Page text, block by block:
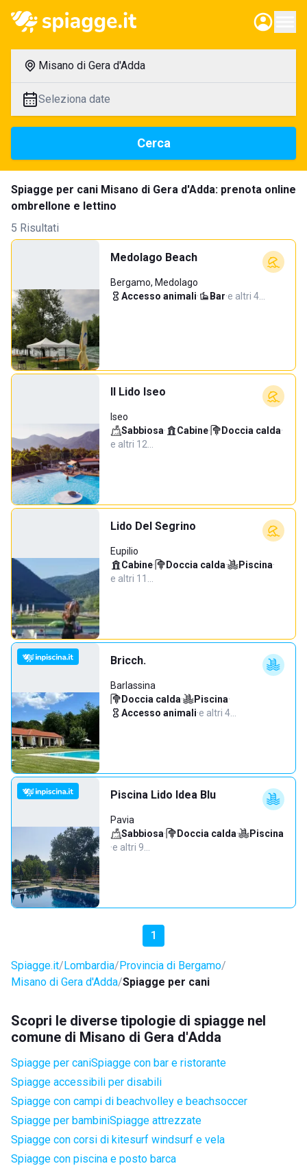
Misano di Gera d'Adda
Seleziona date
Cerca
Spiagge per cani Misano di Gera d'Adda: prenota online
ombrellone e lettino
5 Risultati
Medolago Beach
Bergamo, Medolago
Accesso animali· Bar·e altri 4…
Il Lido Iseo
Iseo
Sabbiosa· Cabine· Doccia calda·
e altri 12…
Lido Del Segrino
Eupilio
Cabine· Doccia calda· Piscina·
e altri 11…
Bricch.
Barlassina
Doccia calda· Piscina·
Accesso animali·e altri 4…
Piscina Lido Idea Blu
Pavia
Sabbiosa· Doccia calda·
Piscina
·e altri 9…
1
Spiagge.it Lombardia Provincia di Bergamo
Misano di Gera d'Adda Spiagge per cani
Scopri le diverse tipologie di spiagge nel
comune di Misano di Gera d'Adda
Spiagge per caniSpiagge con bar e ristorante
Spiagge accessibili per disabili
Spiagge con campi di beachvolley e beachsoccer
Spiagge per bambiniSpiagge attrezzate
Spiagge con corsi di kitesurf windsurf e vela
Spiagge con piscina e posto barca